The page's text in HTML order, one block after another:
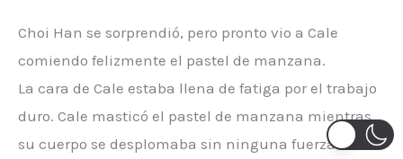
Choi Han se sorprendió, pero pronto vio a Cale
comiendo felizmente el pastel de manzana.
La cara de Cale estaba llena de fatiga por el trabajo
duro. Cale masticó el pastel de manzana mientras
su cuerpo se desplomaba sin ninguna fuerza antes